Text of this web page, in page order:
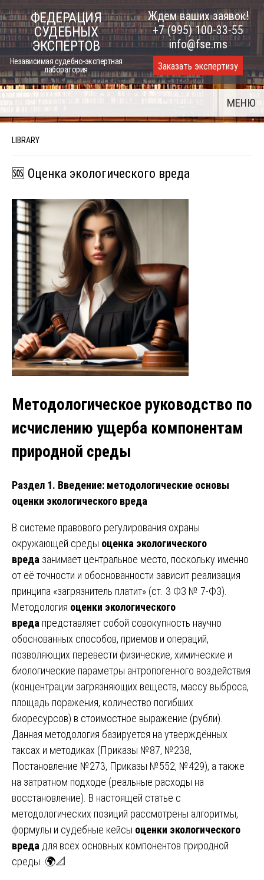
Skip
to
content
ФЕДЕРАЦИЯ
СУДЕБНЫХ
ЭКСПЕРТОВ
Независимая судебно-экспертная
лаборатория
Ждем ваших заявок!
+7 (995) 100-33-55
info@fse.ms
Заказать экспертизу
МЕНЮ
LIBRARY
🆘 Оценка экологического вреда
Методологическое руководство по
исчислению ущерба компонентам
природной среды
Раздел 1. Введение: методологические основы
оценки экологического вреда
В системе правового регулирования охраны
окружающей среды оценка экологического
вреда занимает центральное место, поскольку именно
от её точности и обоснованности зависит реализация
принципа «загрязнитель платит» (ст. 3 ФЗ № 7-ФЗ).
Методология оценки экологического
вреда представляет собой совокупность научно
обоснованных способов, приемов и операций,
позволяющих перевести физические, химические и
биологические параметры антропогенного воздействия
(концентрации загрязняющих веществ, массу выброса,
площадь поражения, количество погибших
биоресурсов) в стоимостное выражение (рубли).
Данная методология базируется на утверждённых
таксах и методиках (Приказы №87, №238,
Постановление №273, Приказы №552, №429), а также
на затратном подходе (реальные расходы на
восстановление). В настоящей статье с
методологических позиций рассмотрены алгоритмы,
формулы и судебные кейсы оценки экологического
вреда для всех основных компонентов природной
среды. 🌍📐